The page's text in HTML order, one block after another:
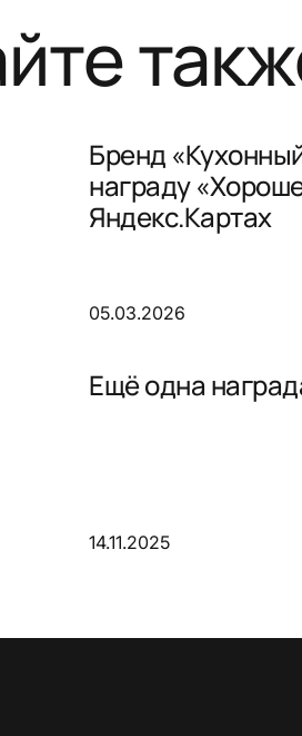
Бренд
награду
Яндекс.Картах
05.03.2026
Ещё одна
14.11.2025